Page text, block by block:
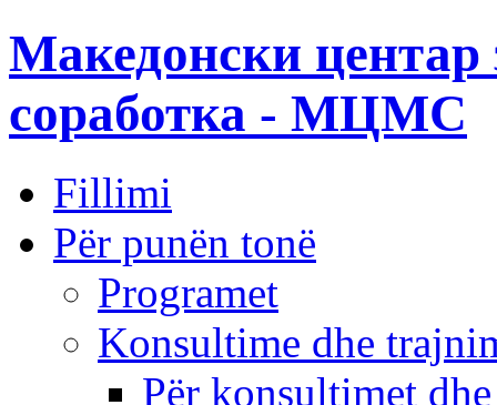
Македонски центар
соработка - МЦМС
Fillimi
Për punën tonë
Programet
Konsultime dhe
Për konsultimet